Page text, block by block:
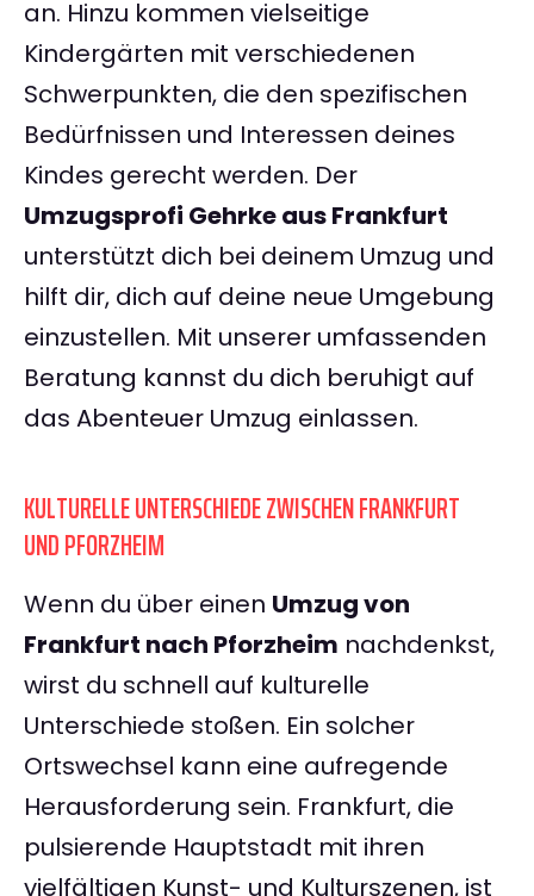
an. Hinzu kommen vielseitige
Kindergärten mit verschiedenen
Schwerpunkten, die den spezifischen
Bedürfnissen und Interessen deines
Kindes gerecht werden. Der
Umzugsprofi Gehrke aus Frankfurt
unterstützt dich bei deinem Umzug und
hilft dir, dich auf deine neue Umgebung
einzustellen. Mit unserer umfassenden
Beratung kannst du dich beruhigt auf
das Abenteuer Umzug einlassen.
KULTURELLE UNTERSCHIEDE ZWISCHEN FRANKFURT
UND PFORZHEIM
Wenn du über einen Umzug von
Frankfurt nach Pforzheim nachdenkst,
wirst du schnell auf kulturelle
Unterschiede stoßen. Ein solcher
Ortswechsel kann eine aufregende
Herausforderung sein. Frankfurt, die
pulsierende Hauptstadt mit ihren
vielfältigen Kunst- und Kulturszenen, ist